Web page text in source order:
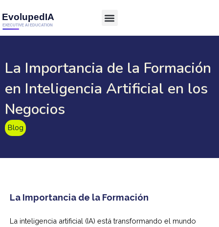
La Importancia de la Formación
en Inteligencia Artificial en los
Negocios
Blog
La Importancia de la Formación
La inteligencia artificial (IA) está transformando el mundo